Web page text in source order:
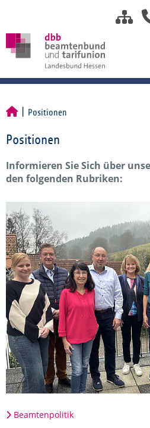
Positionen
Positionen
Informieren Sie Sich über
den folgenden Rubriken:
Beamtenpolitik